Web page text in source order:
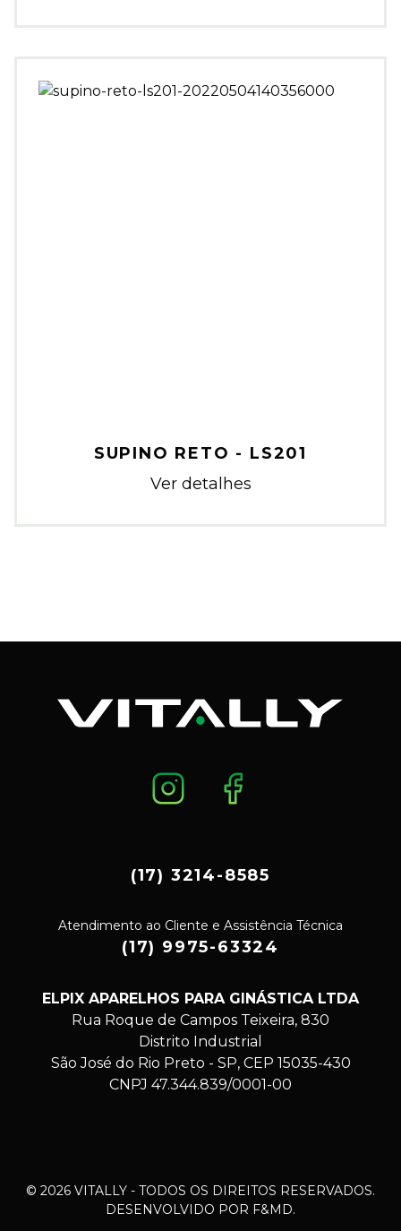
SUPINO RETO - LS201
Ver detalhes
(17) 3214-8585
Atendimento ao Cliente e Assistência Técnica
(17) 9975-63324
ELPIX APARELHOS PARA GINÁSTICA LTDA
Rua Roque de Campos Teixeira, 830
Distrito Industrial
São José do Rio Preto - SP, CEP 15035-430
CNPJ 47.344.839/0001-00
© 2026 VITALLY - TODOS OS DIREITOS RESERVADOS.
DESENVOLVIDO POR F&MD.